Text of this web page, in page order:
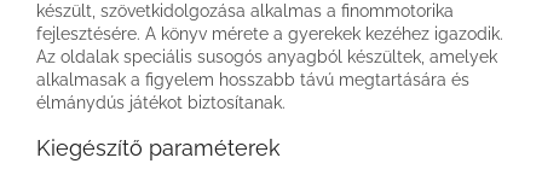
készült, szövetkidolgozása alkalmas a finommotorika
fejlesztésére. A könyv mérete a gyerekek kezéhez igazodik.
Az oldalak speciális susogós anyagból készültek, amelyek
alkalmasak a figyelem hosszabb távú megtartására és
élmánydús játékot biztosítanak.
Kiegészítő paraméterek